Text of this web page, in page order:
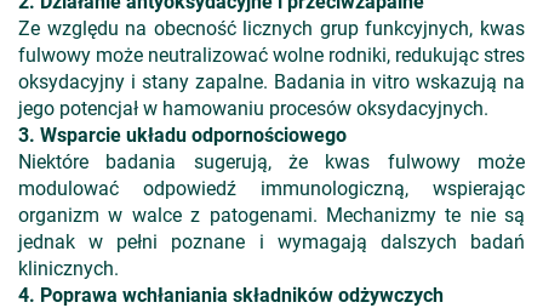
Ze względu na obecność licznych grup funkcyjnych, kwas
fulwowy może neutralizować wolne rodniki, redukując stres
oksydacyjny i stany zapalne. Badania in vitro wskazują na
jego potencjał w hamowaniu procesów oksydacyjnych.
3. Wsparcie układu odpornościowego
Niektóre badania sugerują, że kwas fulwowy może
modulować odpowiedź immunologiczną, wspierając
organizm w walce z patogenami. Mechanizmy te nie są
jednak w pełni poznane i wymagają dalszych badań
klinicznych.
4. Poprawa wchłaniania składników odżywczych